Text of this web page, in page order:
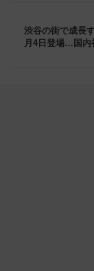
渋谷の街で成長
月4日登場…国内